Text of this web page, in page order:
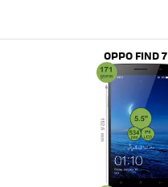
OPPO FIND 7